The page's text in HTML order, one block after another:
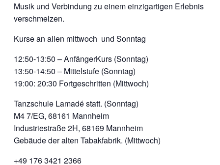
Musik und Verbindung zu einem einzigartigen Erlebnis
verschmelzen.
Kurse an allen mittwoch und Sonntag
12:50-13:50 – AnfängerKurs (Sonntag)
13:50-14:50 – Mittelstufe (Sonntag)
19:00: 20:30 Fortgeschritten (Mittwoch)
Tanzschule Lamadé statt. (Sonntag)
M4 7/EG, 68161 Mannheim
Industriestraße 2H, 68169 Mannheim
Gebäude der alten Tabakfabrik. (Mittwoch)
+49 176 3421 2366